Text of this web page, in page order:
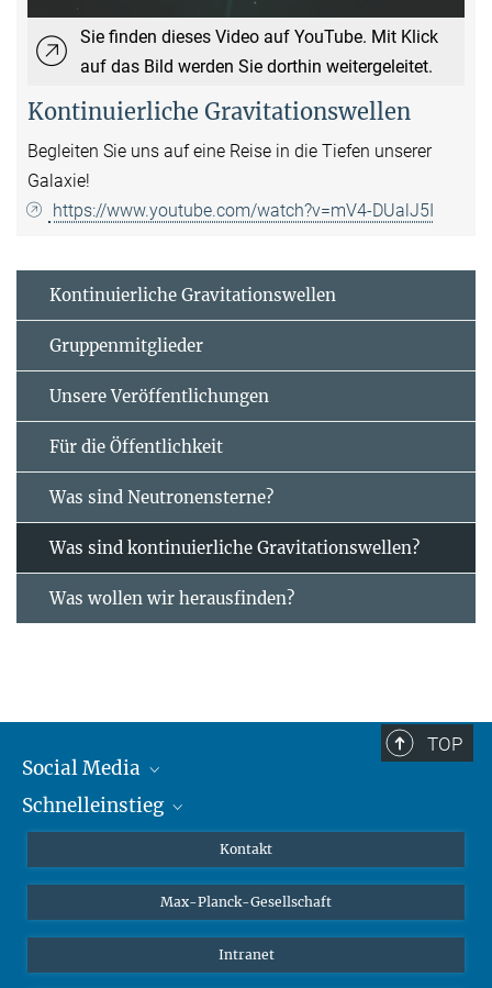
Sie finden dieses Video auf YouTube. Mit Klick
auf das Bild werden Sie dorthin weitergeleitet.
Kontinuierliche Gravitationswellen
Begleiten Sie uns auf eine Reise in die Tiefen unserer
Galaxie!
https://www.youtube.com/watch?v=mV4-DUalJ5I
Kontinuierliche Gravitationswellen
Gruppenmitglieder
Unsere Veröffentlichungen
Für die Öffentlichkeit
Was sind Neutronensterne?
Was sind kontinuierliche Gravitationswellen?
Was wollen wir herausfinden?
TOP
Social Media
Mastodon
Schnelleinstieg
Studierende
Schüler*innen
Kontakt
Max-Planck-Gesellschaft
Intranet